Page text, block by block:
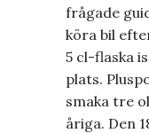
frågade
köra bil
5 cl-flaska
plats.
smaka tre
åriga. Den